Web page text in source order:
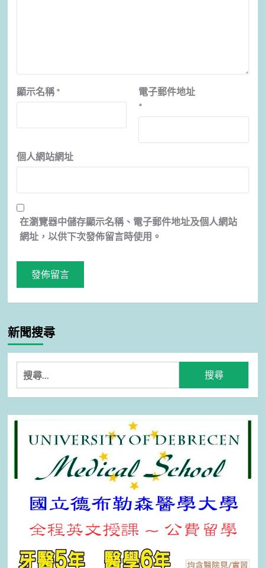
顯示名稱 *
電子郵件地址
*
個人網站網址
在瀏覽器中儲存顯示名稱、電子郵件地址及個人網站
網址，以供下次發佈留言時使用。
新聞搜尋
搜
尋
關
鍵